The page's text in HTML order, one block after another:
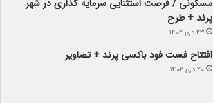
مسکونی / فرصت استثنایی سرمایه گذاری در شهر
پرند + طرح
۲۳ دی ۱۴۰۲
افتتاح فست فود باکسی پرند + تصاویر
۲۰ دی ۱۴۰۲